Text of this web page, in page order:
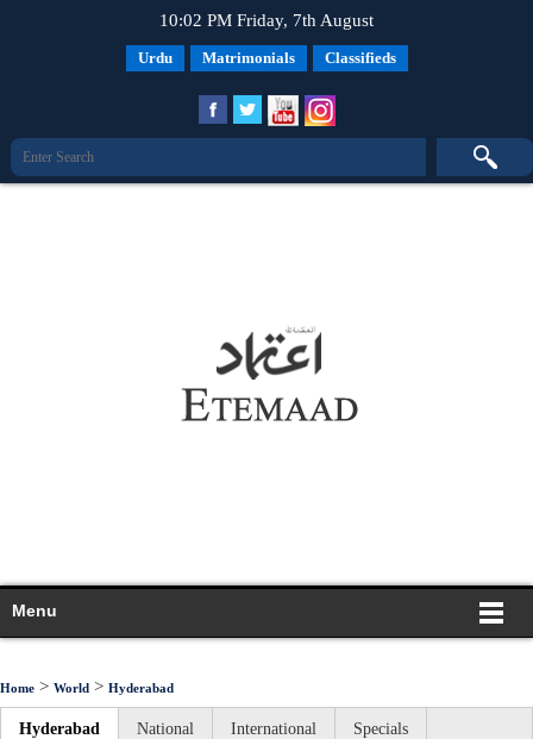
10:02 PM Friday, 7th August
Urdu Matrimonials Classifieds
Menu
Home > World > Hyderabad
Hyderabad National International Specials